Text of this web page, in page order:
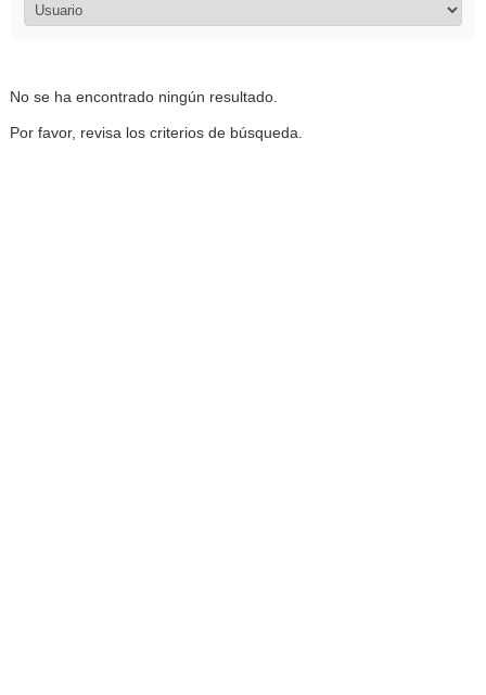
No se ha encontrado ningún resultado.
Por favor, revisa los criterios de búsqueda.